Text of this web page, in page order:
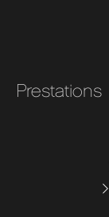
Prestations